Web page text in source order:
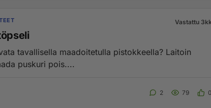
Vastattu
tavallisella maadoitetulla pistokkeella? Laitoin
puskuri pois....
2 79 0